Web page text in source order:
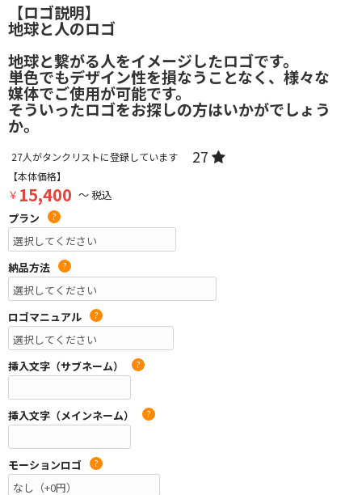
【ロゴ説明】
地球と人のロゴ
地球と繋がる人をイメージしたロゴです。
単色でもデザイン性を損なうことなく、様々な
媒体でご使用が可能です。
そういったロゴをお探しの方はいかがでしょう
か。
27人がタンクリストに登録しています 27
【本体価格】
￥ 15,400 ～ 税込
プラン
?
納品方法 ?
ロゴマニュアル ?
挿入文字（サブネーム） ?
挿入文字（メインネーム） ?
モーションロゴ ?